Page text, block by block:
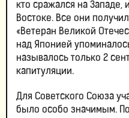
кто сражался на Западе,
Востоке. Все они
«Ветеран Великой
над Японией
называлось только 2
капитуляции.
Для Советского Союза
было особо значимым.